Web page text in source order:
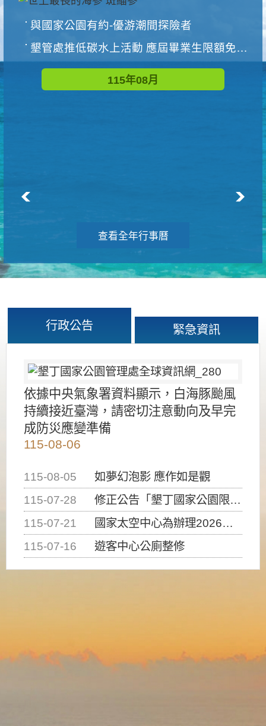
與國家公園有約-優游潮間探險者
墾管處推低碳水上活動 應屆畢業生限額免費參加
115年08月
查看全年行事曆
行政公告 緊急資訊
依據中央氣象署資料顯示，白海豚颱風
持續接近臺灣，請密切注意動向及早完
成防災應變準備
115-08-06
115-08-05
如夢幻泡影 應作如是觀
115-07-28
修正公告「墾丁國家公園限制水域遊憩活動之種類、範圍、時間及行為」，自即日生效。
115-07-21
國家太空中心為辦理2026台灣盃火箭競賽，陸、海、空域警戒及協調相關事宜，因颱風備案事宜
115-07-16
遊客中心公廁整修